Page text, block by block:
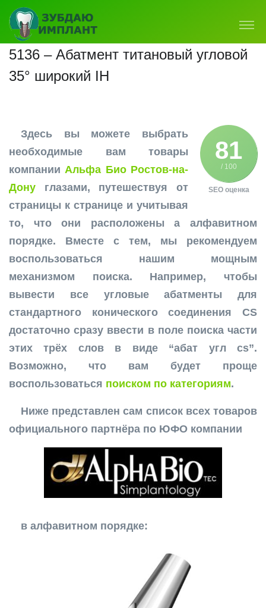
5136 – Абатмент титановый угловой
35° широкий IH
81
/ 100
SEO оценка
Здесь вы можете выбрать
необходимые вам товары
компанииАльфа Био Ростов-на-
Дону глазами, путешествуя от
страницы к странице и учитывая
то, что они расположены а алфавитном
порядке. Вместе с тем, мы рекомендуем
воспользоваться нашим мощным
механизмом поиска. Например, чтобы
вывести все угловые абатменты для
стандартного конического соединения CS
достаточно сразу ввести в поле поиска части
этих трёх слов в виде “абат угл cs”.
Возможно, что вам будет проще
воспользоваться поиском по категориям.
Ниже представлен сам список всех товаров
официального партнёра по ЮФО компании
в алфавитном порядке: